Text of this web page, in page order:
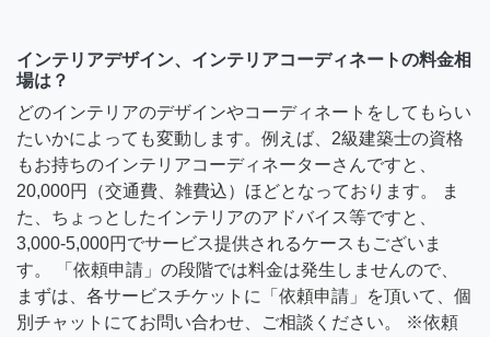
インテリアデザイン、インテリアコーディネートの料金相
場は？
どのインテリアのデザインやコーディネートをしてもらい
たいかによっても変動します。例えば、2級建築士の資格
もお持ちのインテリアコーディネーターさんですと、
20,000円（交通費、雑費込）ほどとなっております。 ま
た、ちょっとしたインテリアのアドバイス等ですと、
3,000-5,000円でサービス提供されるケースもございま
す。 「依頼申請」の段階では料金は発生しませんので、
まずは、各サービスチケットに「依頼申請」を頂いて、個
別チャットにてお問い合わせ、ご相談ください。 ※依頼